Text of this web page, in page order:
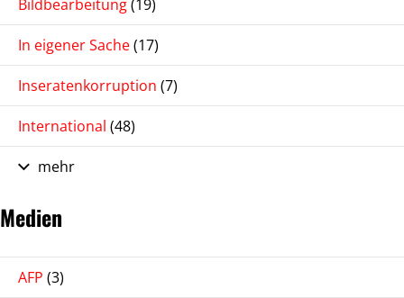
Bildbearbeitung(19)
In eigener Sache(17)
Inseratenkorruption (7)
International (48)
mehr
Medien
AFP (3)